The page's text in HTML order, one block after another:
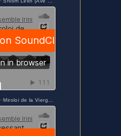
·Miroloi de la Vierge- Ensemble Irini - Maria Nostra